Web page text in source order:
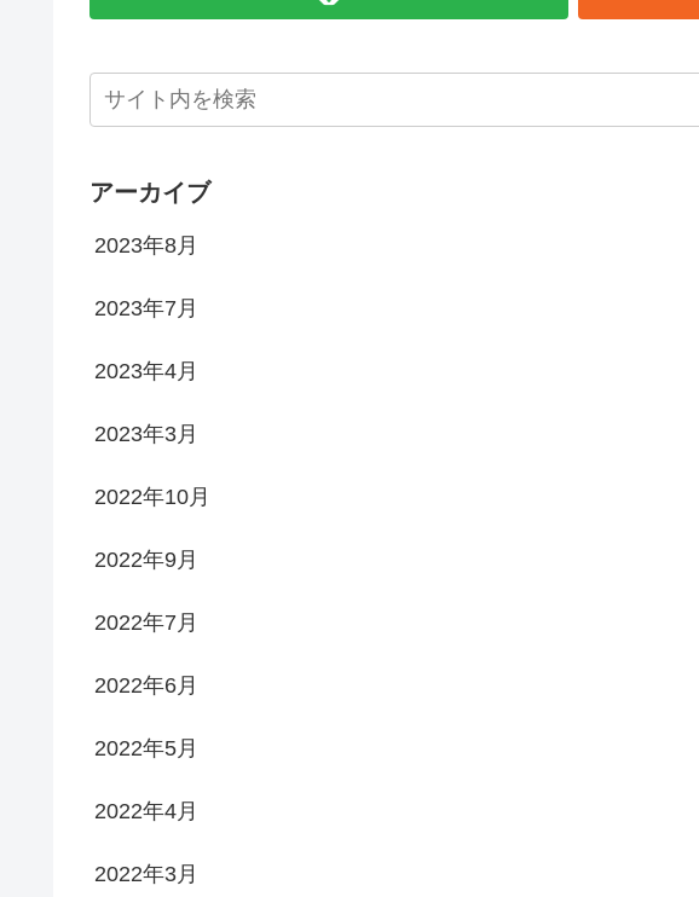
アーカイブ
2023年8月
2023年7月
2023年4月
2023年3月
2022年10月
2022年9月
2022年7月
2022年6月
2022年5月
2022年4月
2022年3月